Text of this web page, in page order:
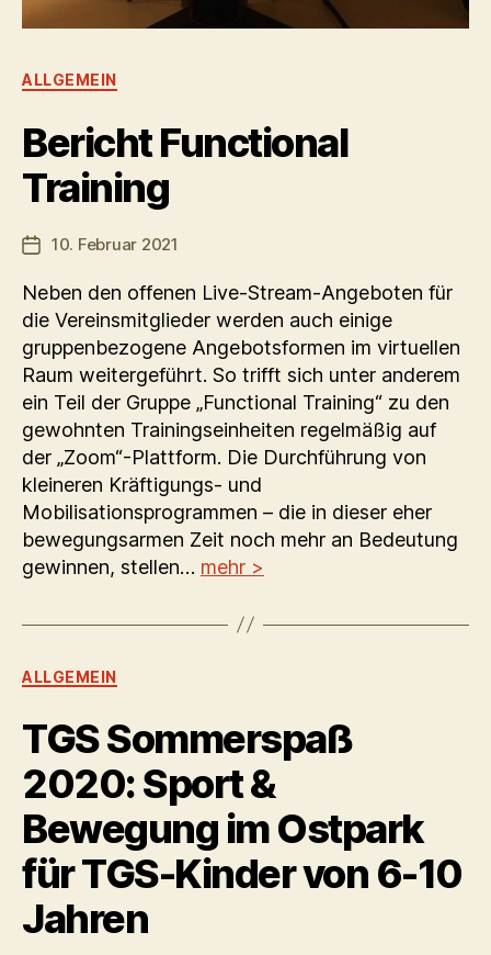
Kategorien
ALLGEMEIN
Bericht Functional
Training
Veröffentlichungsdatum
10. Februar 2021
Neben den offenen Live-Stream-Angeboten für
die Vereinsmitglieder werden auch einige
gruppenbezogene Angebotsformen im virtuellen
Raum weitergeführt. So trifft sich unter anderem
ein Teil der Gruppe „Functional Training“ zu den
gewohnten Trainingseinheiten regelmäßig auf
der „Zoom“-Plattform. Die Durchführung von
kleineren Kräftigungs- und
Mobilisationsprogrammen – die in dieser eher
bewegungsarmen Zeit noch mehr an Bedeutung
gewinnen, stellen… mehr >
Kategorien
ALLGEMEIN
TGS Sommerspaß
2020: Sport &
Bewegung im Ostpark
für TGS-Kinder von 6-10
Jahren